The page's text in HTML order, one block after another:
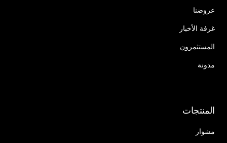
عروضنا
غرفة الأخبار
المستثمرون
مدونة
المنتجات
مشوار